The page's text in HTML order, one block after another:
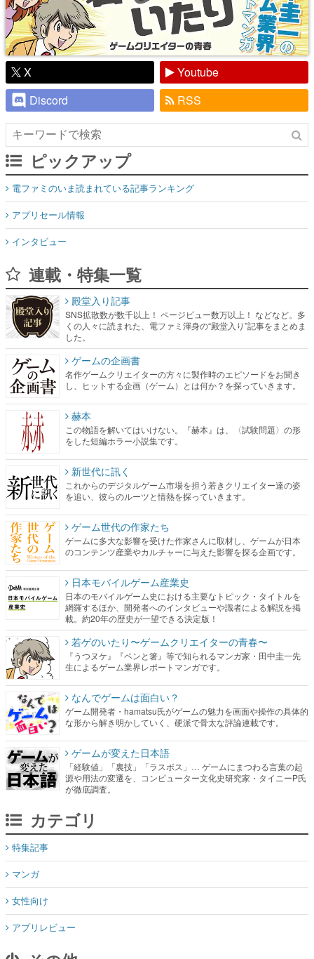
X
Youtube
Discord
RSS
ピックアップ
電ファミのいま読まれている記事ランキング
アプリセール情報
インタビュー
連載・特集一覧
殿堂入り記事
SNS拡散数が数千以上！ ページビュー数万以上！ などなど。多
くの人々に読まれた、電ファミ渾身の“殿堂入り”記事をまとめま
した。
ゲームの企画書
名作ゲームクリエイターの方々に製作時のエピソードをお聞き
し、ヒットする企画（ゲーム）とは何か？を探っていきます。
赫本
この物語を解いてはいけない。『赫本』は、〈試験問題〉の形
をした短編ホラー小説集です。
新世代に訊く
これからのデジタルゲーム市場を担う若きクリエイター達の姿
を追い、彼らのルーツと情熱を探っていきます。
ゲーム世代の作家たち
ゲームに多大な影響を受けた作家さんに取材し、ゲームが日本
のコンテンツ産業やカルチャーに与えた影響を探る企画です。
日本モバイルゲーム産業史
日本のモバイルゲーム史における主要なトピック・タイトルを
網羅するほか、開発者へのインタビューや識者による解説を掲
載。約20年の歴史が一望できる決定版！
若ゲのいたり〜ゲームクリエイターの青春〜
『うつヌケ』『ペンと箸』等で知られるマンガ家・田中圭一先
生によるゲーム業界レポートマンガです。
なんでゲームは面白い？
ゲーム開発者・hamatsu氏がゲームの魅力を画面や操作の具体的
な形から解き明かしていく、硬派で骨太な評論連載です。
ゲームが変えた日本語
「経験値」「裏技」「ラスボス」… ゲームにまつわる言葉の起
源や用法の変遷を、コンピューター文化史研究家・タイニーP氏
が徹底調査。
カテゴリ
特集記事
マンガ
女性向け
アプリレビュー